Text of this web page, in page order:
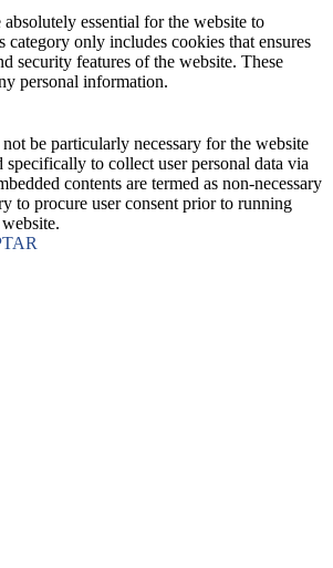
absolutely essential for the website to
only includes cookies that ensures
security features of the website. These
personal information.
be particularly necessary for the website
specifically to collect user personal data via
contents are termed as non-necessary
to procure user consent prior to running